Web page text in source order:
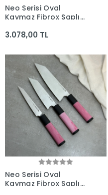
Neo Serisi Oval
Kaymaz Fibrox Saplı
(230mm, 210mm,
Yapımı Bıçaklar
3.078,00 TL
Neo Serisi Oval
Kaymaz Fibrox Saplı